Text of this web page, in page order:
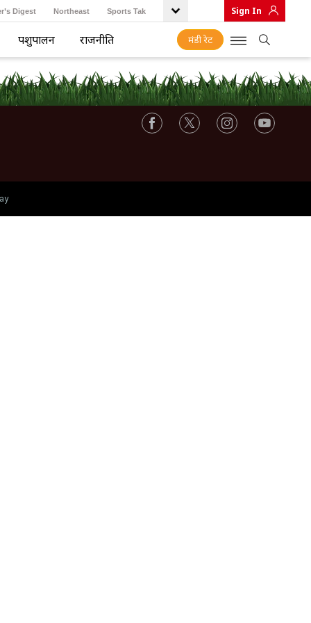
Digest Northeast Sports Tak Sign In
पशुपालन राजनीति मंडी रेट